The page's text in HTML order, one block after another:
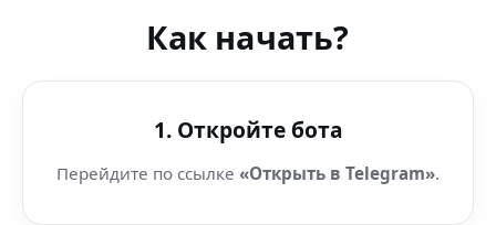
Как начать?
1. Откройте бота
Перейдите по ссылке «Открыть в Telegram».